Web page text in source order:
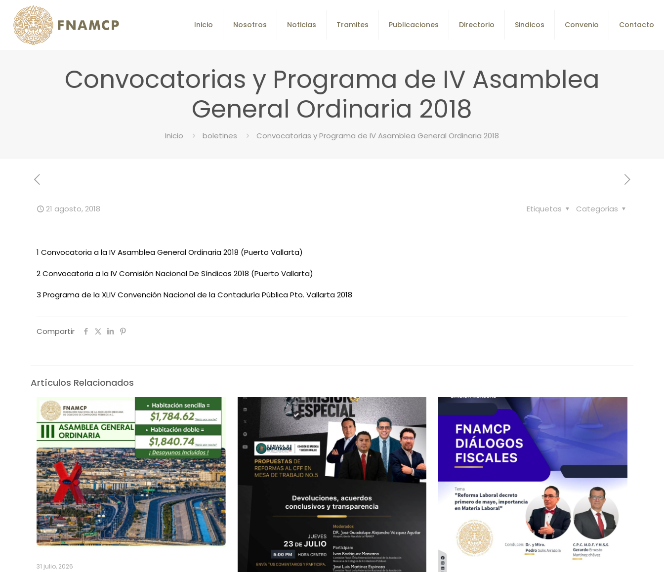
Inicio Nosotros Noticias Tramites Publicaciones Directorio Sindicos Convenio Contacto
Convocatorias y Programa de IV Asamblea
General Ordinaria 2018
Inicio boletines Convocatorias y Programa de IV Asamblea General Ordinaria 2018
21 agosto, 2018 Categorias
Etiquetas
1 Convocatoria a la IV Asamblea General Ordinaria 2018 (Puerto Vallarta)
2 Convocatoria a la IV Comisión Nacional De Síndicos 2018 (Puerto Vallarta)
3Programa de la XLIV Convención Nacional de la Contaduría Pública Pto. Vallarta 2018
Compartir
Artículos Relacionados
31 julio, 2026